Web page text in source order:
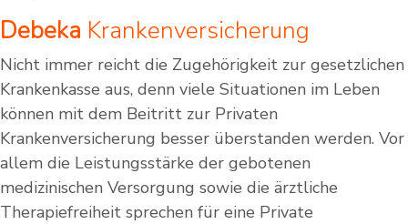
Debeka Krankenversicherung
Nicht immer reicht die Zugehörigkeit zur gesetzlichen
Krankenkasse aus, denn viele Situationen im Leben
können mit dem Beitritt zur Privaten
Krankenversicherung besser überstanden werden. Vor
allem die Leistungsstärke der gebotenen
medizinischen Versorgung sowie die ärztliche
Therapiefreiheit sprechen für eine Private